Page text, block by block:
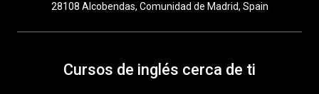
28108 Alcobendas, Comunidad de Madrid, Spain
Cursos de inglés cerca de ti